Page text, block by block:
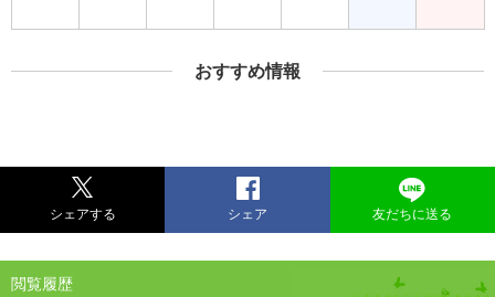
おすすめ情報
シェアする シェア 友だちに送る
閲覧履歴